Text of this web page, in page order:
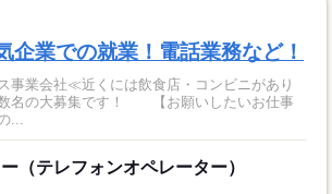
企業での就業！電話業務など！
事業会社≪近くには飲食店・コンビニがあり
名の大募集です！ 【お願いしたいお仕事
...
（テレフォンオペレーター）